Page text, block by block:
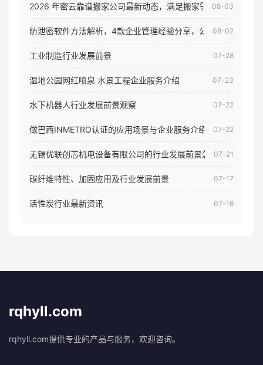
2026 年密云靠谱搬家公司最新动态，满足搬家需求！08-03
防泄密软件方法解析，4款企业管理经验分享，公司员工电脑核
08-02
工业制造行业发展前景 07-28
湿地公园网红喷泉 水景工程企业服务介绍 07-23
水下机器人行业发展前景观察 07-22
做巴西INMETRO认证的应用场景与企业服务介绍 07-22
无锡优联创芯机电设备有限公司的行业发展前景怎样07-21
碳纤维特性、加固应用及行业发展前景 07-17
活性炭行业最新资讯 07-16
rqhyll.com
rqhyll.com提供专业的产品与服务，欢迎咨询。